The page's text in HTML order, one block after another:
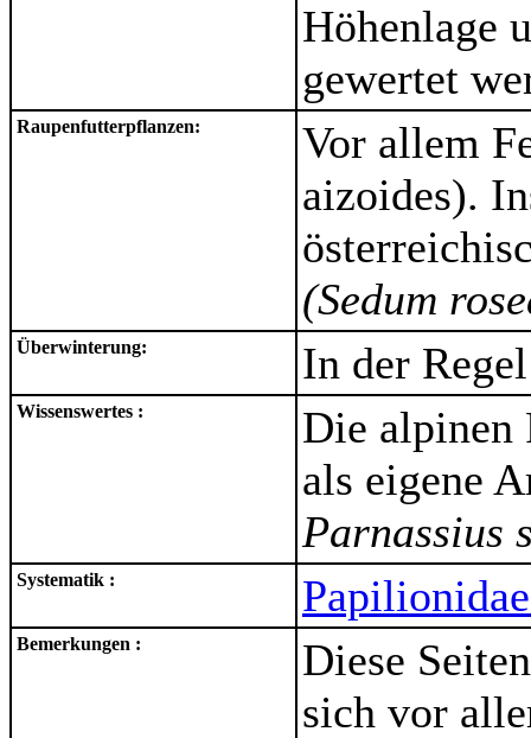
Höhenlage
gewertet
Raupenfutterpflanzen:
Vor allem
aizoides).
(Sedum
Überwinterung: In der
Wissenswertes :
Die alpinen
als eigene
Parnassius
Systematik :
Bemerkungen :
Diese
sich vor